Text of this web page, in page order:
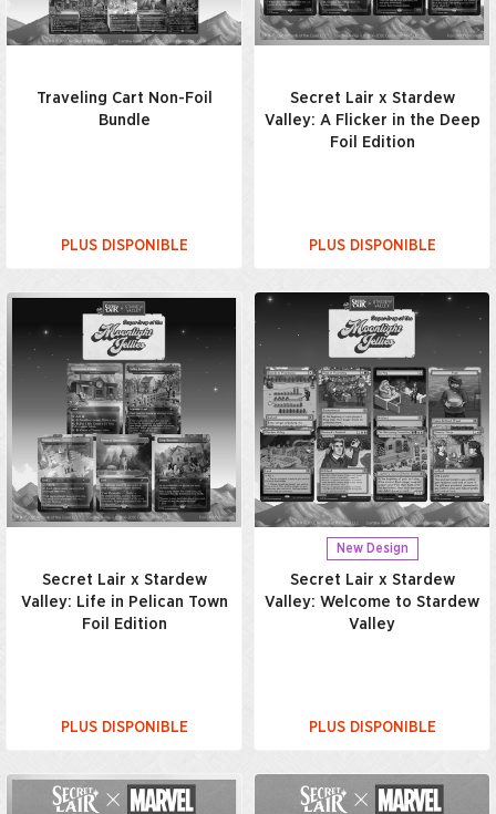
Traveling Cart Non-Foil
Bundle
PLUS DISPONIBLE
Secret Lair x Stardew
Valley: A Flicker in the Deep
Foil Edition
PLUS DISPONIBLE
Secret Lair x Stardew
Valley: Life in Pelican Town
Foil Edition
PLUS DISPONIBLE
New Design
Secret Lair x Stardew
Valley: Welcome to Stardew
Valley
PLUS DISPONIBLE